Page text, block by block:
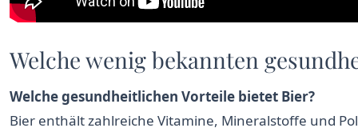
Welche wenig bekannten
Welche gesundheitlichen Vorteile bietet Bier?
Bier enthält zahlreiche Vitamine, Mineralstoffe und